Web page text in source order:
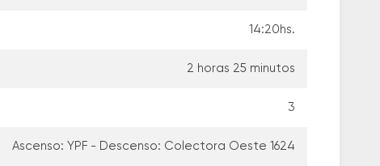
14:20hs.
2 horas 25 minutos
3
Ascenso: YPF - Descenso: Colectora Oeste 1624